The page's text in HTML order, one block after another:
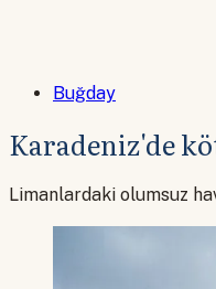
Buğday
Karadeniz'de
Limanlardaki olumsuz